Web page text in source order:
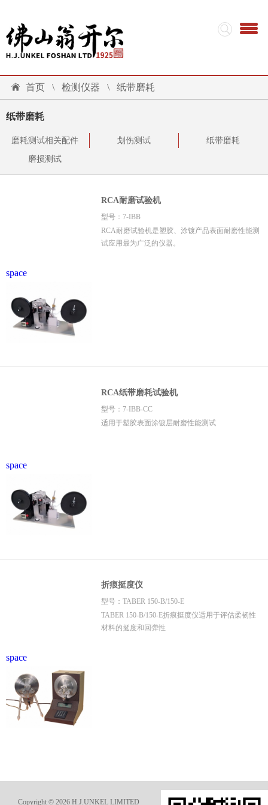
首页 \ 检测仪器 \ 纸带磨耗
纸带磨耗
磨耗测试相关配件 划伤测试 纸带磨耗
磨损测试
space
RCA耐磨试验机
型号：7-IBB
RCA耐磨试验机是塑胶、涂镀产品表面耐磨性能测
试应用最为广泛的仪器。
space
RCA纸带磨耗试验机
型号：7-IBB-CC
适用于塑胶表面涂镀层耐磨性能测试
space
折痕挺度仪
型号：TABER 150-B/150-E
TABER 150-B/150-E折痕挺度仪适用于评估柔韧性
材料的挺度和回弹性
Copyright © 2026 H.J.UNKEL LIMITED